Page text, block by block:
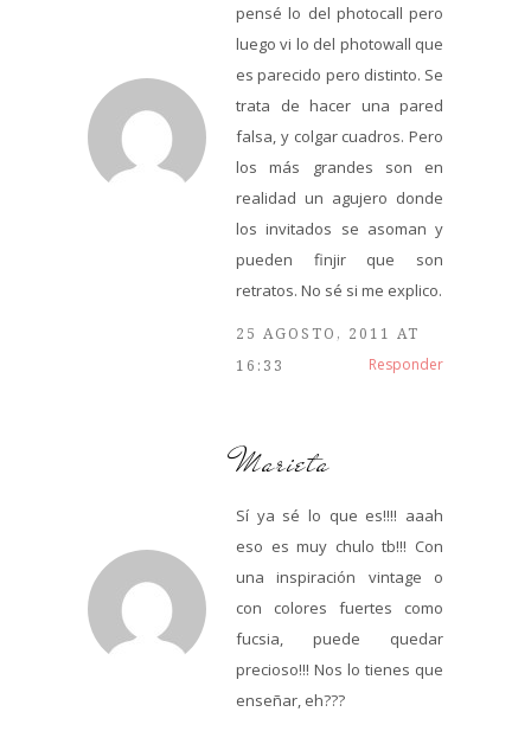
pensé lo del photocall pero
luego vi lo del photowall que
es parecido pero distinto. Se
trata de hacer una pared
falsa, y colgar cuadros. Pero
los más grandes son en
realidad un agujero donde
los invitados se asoman y
pueden finjir que son
retratos. No sé si me explico.
25 AGOSTO, 2011 AT
16:33
Responder
Marieta
Sí ya sé lo que es!!!! aaah
eso es muy chulo tb!!! Con
una inspiración vintage o
con colores fuertes como
fucsia, puede quedar
precioso!!! Nos lo tienes que
enseñar, eh???